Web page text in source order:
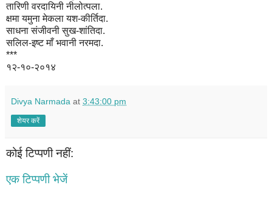
तारिणी वरदायिनी नीलोत्पला.
क्षमा यमुना मेकला यश-कीर्तिदा.
साधना संजीवनी सुख-शांतिदा.
सलिल-इष्ट माँ भवानी नरमदा.
***
१२-१०-२०१४
Divya Narmada at 3:43:00 pm
शेयर करें
कोई टिप्पणी नहीं:
एक टिप्पणी भेजें